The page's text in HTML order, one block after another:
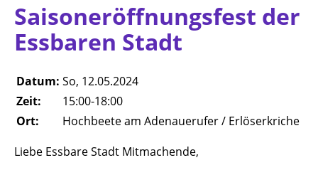
Saisoneröffnungsfest der
Essbaren Stadt
Datum: So, 12.05.2024
Zeit:
15:00-18:00
Ort:
Hochbeete am Adenauerufer / Erlöserkriche
Liebe Essbare Stadt Mitmachende,